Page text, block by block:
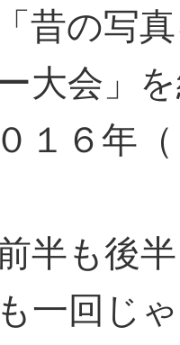
昔の写
大会」
１６年
半も後
一回じ